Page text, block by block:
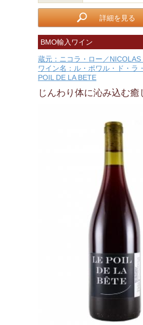
詳細を見る
BMO輸入ワイン
蔵元：ニコラ・ロー／NICOLAS
ワイン名：ル・ポワル・ド・ラ
POIL DE LA BETE
じんわり体に沁み込む癒